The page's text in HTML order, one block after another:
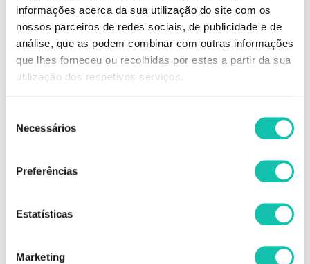
informações acerca da sua utilização do site com os
nossos parceiros de redes sociais, de publicidade e de
análise, que as podem combinar com outras informações
que lhes forneceu ou recolhidas por estes a partir da sua
utilização dos respetivos serviços.
Necessários
Preferências
Estatísticas
Marketing
OPINIÕES
STOCK-OFF
Os produtos stock-off existem na Cosmética Click com o objetivo de evitar
o desperdício numa altura em que cada vez mais temos de pensar no
nosso planeta.
É uma oportunidade para o cliente adquirir o produto a um preço muito
reduzido devido a fatores tais como:
-Produto muito próximo da data limite de expiração
Comprar Gloss MKUP lips ANDREIA MELHOR PREÇO | Comprar
MELHOR PREÇO